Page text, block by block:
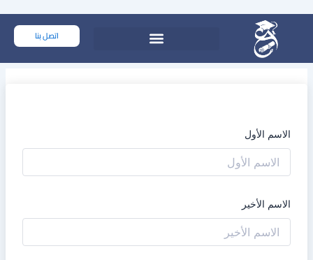
المحتوى
اتصل بنا
الاسم الأول
الاسم الأخير